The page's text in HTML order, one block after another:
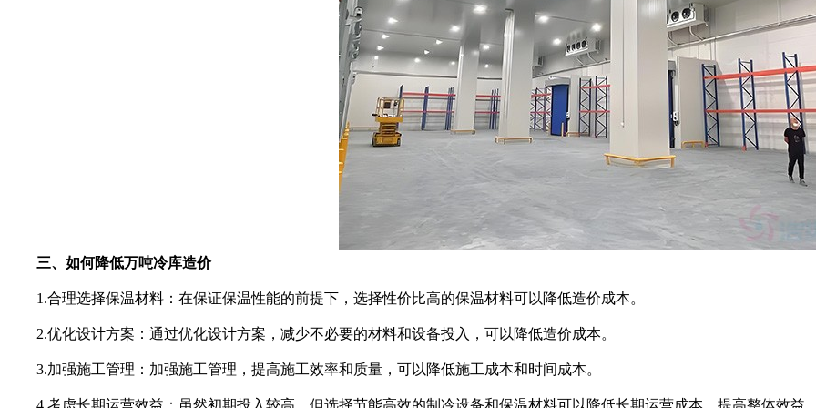
三、如何降低万吨冷库造价
1.合理选择保温材料：在保证保温性能的前提下，选择性价比高的保温材料可以降低造价成本。
2.优化设计方案：通过优化设计方案，减少不必要的材料和设备投入，可以降低造价成本。
3.加强施工管理：加强施工管理，提高施工效率和质量，可以降低施工成本和时间成本。
4.考虑长期运营效益：虽然初期投入较高，但选择节能高效的制冷设备和保温材料可以降低长期运营成本，提高整体效益